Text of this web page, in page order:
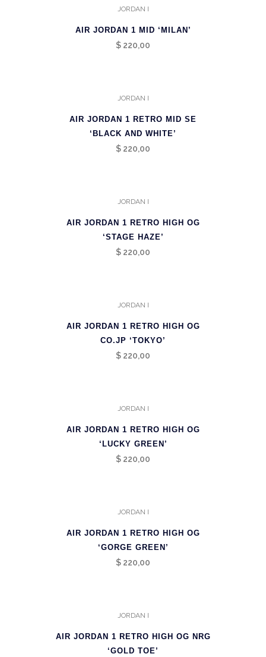
JORDAN I
AIR JORDAN 1 MID ‘MILAN’
$ 220,00
JORDAN I
AIR JORDAN 1 RETRO MID SE
‘BLACK AND WHITE’
$ 220,00
JORDAN I
AIR JORDAN 1 RETRO HIGH OG
‘STAGE HAZE’
$ 220,00
JORDAN I
AIR JORDAN 1 RETRO HIGH OG
CO.JP ‘TOKYO’
$ 220,00
JORDAN I
AIR JORDAN 1 RETRO HIGH OG
‘LUCKY GREEN’
$ 220,00
JORDAN I
AIR JORDAN 1 RETRO HIGH OG
‘GORGE GREEN’
$ 220,00
JORDAN I
AIR JORDAN 1 RETRO HIGH OG NRG
‘GOLD TOE’